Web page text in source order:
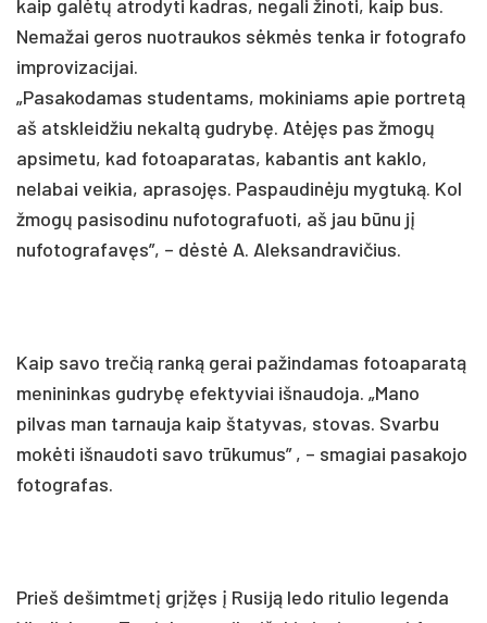
kaip galėtų atrodyti kadras, negali žinoti, kaip bus.
Nemažai geros nuotraukos sėkmės tenka ir fotografo
improvizacijai.
„Pasakodamas studentams, mokiniams apie portretą
aš atskleidžiu nekaltą gudrybę. Atėjęs pas žmogų
apsimetu, kad fotoaparatas, kabantis ant kaklo,
nelabai veikia, aprasojęs. Paspaudinėju mygtuką. Kol
žmogų pasisodinu nufotografuoti, aš jau būnu jį
nufotografavęs”, – dėstė A. Aleksandravičius.
Kaip savo trečią ranką gerai pažindamas fotoaparatą
menininkas gudrybę efektyviai išnaudoja. „Mano
pilvas man tarnauja kaip štatyvas, stovas. Svarbu
mokėti išnaudoti savo trūkumus” , – smagiai pasakojo
fotografas.
Prieš dešimtmetį grįžęs į Rusiją ledo ritulio legenda